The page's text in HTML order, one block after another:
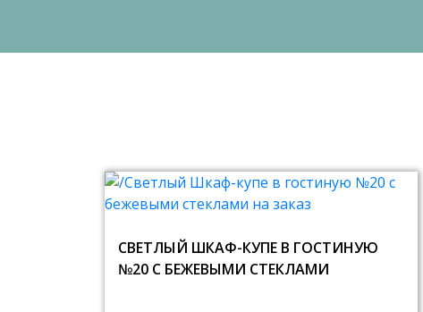
СВЕТЛЫЙ ШКАФ-КУПЕ В ГОСТИНУЮ
№20 С БЕЖЕВЫМИ СТЕКЛАМИ